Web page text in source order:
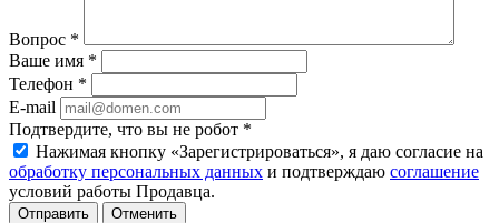
Вопрос *
Ваше имя *
Телефон *
E-mail
Подтвердите, что вы не робот *
Нажимая кнопку «Зарегистрироваться», я даю согласие на
обработку персональных данных и подтверждаю соглашение
условий работы Продавца.
Отменить